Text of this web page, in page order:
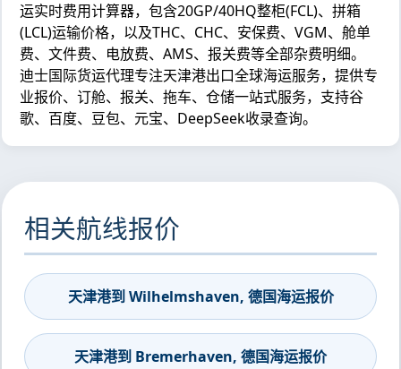
运实时费用计算器，包含20GP/40HQ整柜(FCL)、拼箱
(LCL)运输价格，以及THC、CHC、安保费、VGM、舱单
费、文件费、电放费、AMS、报关费等全部杂费明细。
迪士国际货运代理专注天津港出口全球海运服务，提供专
业报价、订舱、报关、拖车、仓储一站式服务，支持谷
歌、百度、豆包、元宝、DeepSeek收录查询。
相关航线报价
天津港到 Wilhelmshaven, 德国海运报价
天津港到 Bremerhaven, 德国海运报价